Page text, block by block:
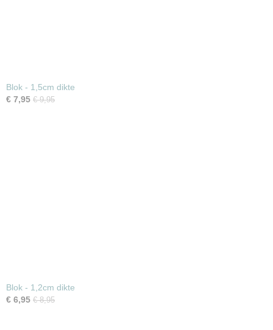
Blok - 1,5cm dikte
€ 7,95 € 9,95
Blok - 1,2cm dikte
€ 6,95 € 8,95